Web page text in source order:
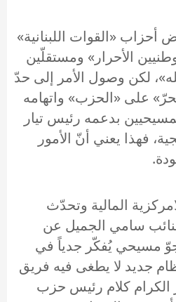
أحزاب «القوات اللبنانية»
الأحرار» ومستقلّين
لكن وصول الأمر إلى حدّ
على «الحزب» واتهامه
بدعمه رئيس تيار
فهذا يعني أنّ الأمور
المالية وتحدّث
سامي الجميل عن
مسيحي يُفكّر جدياً في
جديد لا يطغى فيه فريق
كلام رئيس حزب